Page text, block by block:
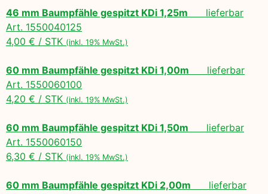
46 mm Baumpfähle gespitzt KDi 1,25m lieferbar
Art. 1550040125
4,00 € / STK (inkl. 19% MwSt.)
60 mm Baumpfähle gespitzt KDi 1,00m lieferbar
Art. 1550060100
4,20 € / STK (inkl. 19% MwSt.)
60 mm Baumpfähle gespitzt KDi 1,50m lieferbar
Art. 1550060150
6,30 € / STK (inkl. 19% MwSt.)
60 mm Baumpfähle gespitzt KDi 2,00m lieferbar